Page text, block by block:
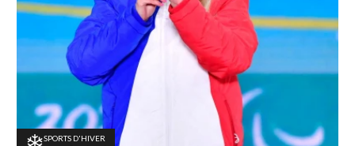
SPORTS D'HIVER